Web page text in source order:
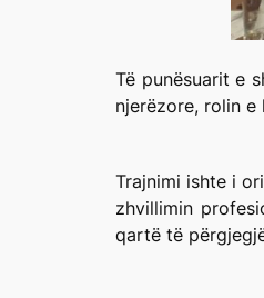
Të punësuarit e
njerëzore, rolin
Trajnimi ishte i
zhvillimin
qartë të